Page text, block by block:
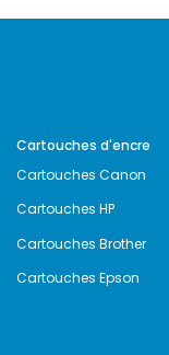
Cartouches d'encre
Cartouches Canon
Cartouches HP
Cartouches Brother
Cartouches Epson